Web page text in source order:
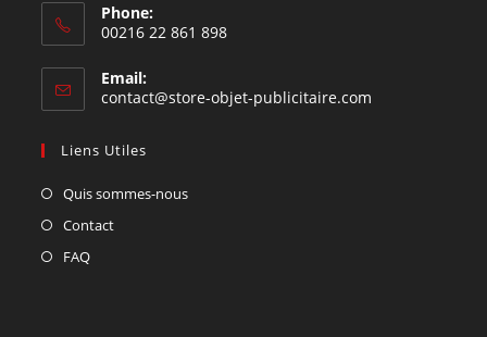
Phone:
00216 22 861 898
Email:
contact@store-objet-publicitaire.com
Liens Utiles
Quis sommes-nous
Contact
FAQ